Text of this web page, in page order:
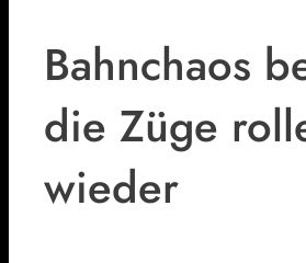
Bahnchaos
die Züge
wieder